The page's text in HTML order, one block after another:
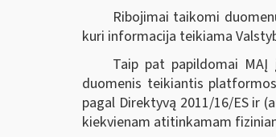
Ribojimai taikomi
kuri informacija teikiama
Taip pat papildomai
duomenis teikiantis
pagal Direktyvą 2011/16/ES ir
kiekvienam atitinkamam